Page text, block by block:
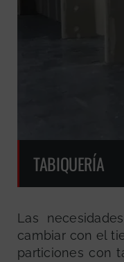
TABIQUERÍA
Las
cambiar con el
particiones con